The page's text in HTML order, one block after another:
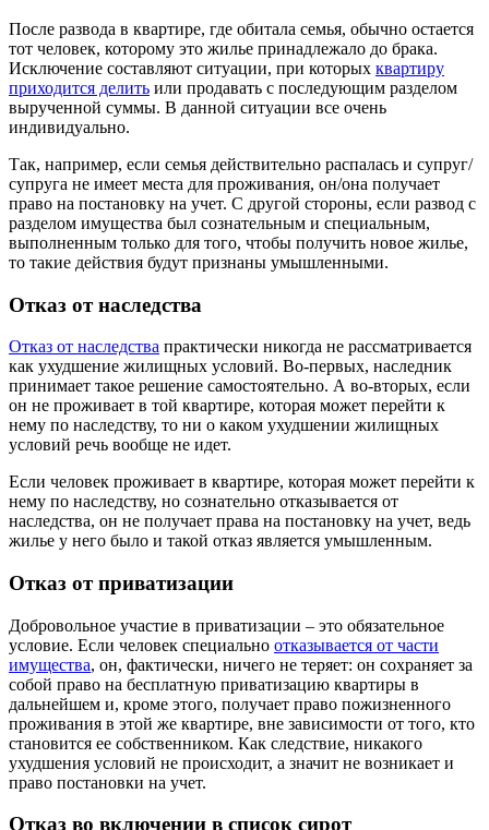
После развода в квартире, где обитала семья, обычно остается
тот человек, которому это жилье принадлежало до брака.
Исключение составляют ситуации, при которых квартиру
приходится делить или продавать с последующим разделом
вырученной суммы. В данной ситуации все очень
индивидуально.
Так, например, если семья действительно распалась и супруг/
супруга не имеет места для проживания, он/она получает
право на постановку на учет. С другой стороны, если развод с
разделом имущества был сознательным и специальным,
выполненным только для того, чтобы получить новое жилье,
то такие действия будут признаны умышленными.
Отказ от наследства
Отказ от наследства практически никогда не рассматривается
как ухудшение жилищных условий. Во-первых, наследник
принимает такое решение самостоятельно. А во-вторых, если
он не проживает в той квартире, которая может перейти к
нему по наследству, то ни о каком ухудшении жилищных
условий речь вообще не идет.
Если человек проживает в квартире, которая может перейти к
нему по наследству, но сознательно отказывается от
наследства, он не получает права на постановку на учет, ведь
жилье у него было и такой отказ является умышленным.
Отказ от приватизации
Добровольное участие в приватизации – это обязательное
условие. Если человек специально отказывается от части
имущества, он, фактически, ничего не теряет: он сохраняет за
собой право на бесплатную приватизацию квартиры в
дальнейшем и, кроме этого, получает право пожизненного
проживания в этой же квартире, вне зависимости от того, кто
становится ее собственником. Как следствие, никакого
ухудшения условий не происходит, а значит не возникает и
право постановки на учет.
Отказ во включении в список сирот